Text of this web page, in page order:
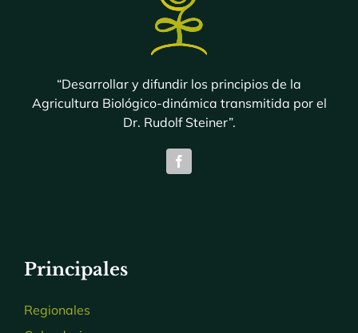
“Desarrollar y difundir los principios de la
Agricultura Biológico-dinámica transmitida por el
Dr. Rudolf Steiner”.
Principales
Regionales